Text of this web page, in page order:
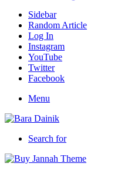
Sidebar
Random Article
Log In
Instagram
YouTube
Twitter
Facebook
Menu
Search for